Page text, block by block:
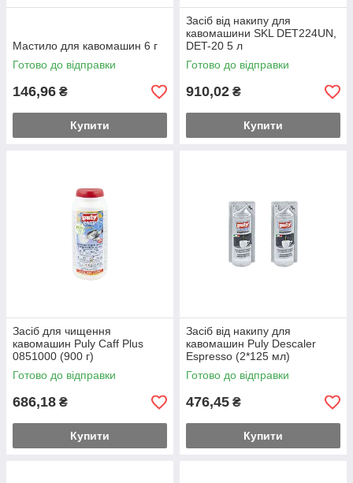
Мастило для кавомашин 6 г
Готово до відправки
146,96 ₴
Купити
Засіб від накипу для
кавомашини SKL DET224UN,
DET-20 5 л
Готово до відправки
910,02 ₴
Купити
Засіб для чищення
кавомашин Puly Caff Plus
0851000 (900 г)
Готово до відправки
686,18 ₴
Купити
Засіб від накипу для
кавомашин Puly Descaler
Espresso (2*125 мл)
Готово до відправки
476,45 ₴
Купити